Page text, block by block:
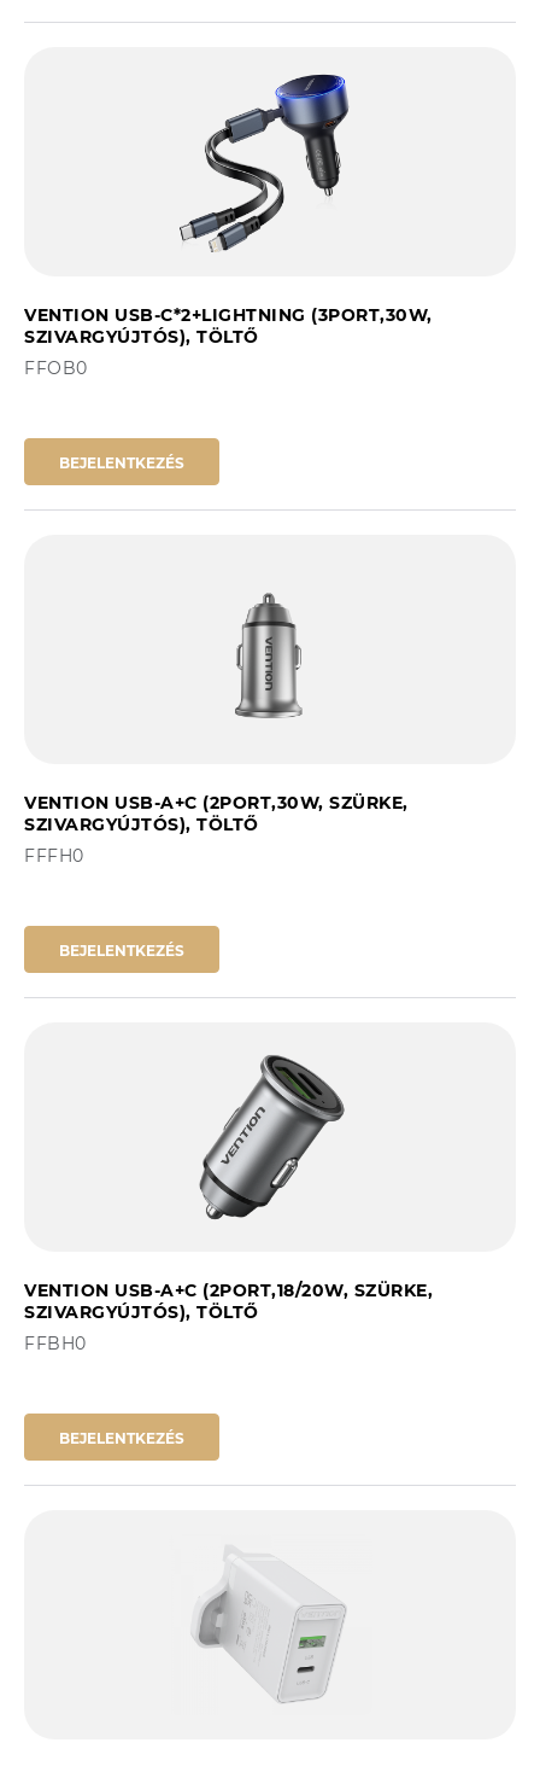
VENTION USB-C*2+LIGHTNING (3PORT,30W,
SZIVARGYÚJTÓS), TÖLTŐ
FFOB0
BEJELENTKEZÉS
VENTION USB-A+C (2PORT,30W, SZÜRKE,
SZIVARGYÚJTÓS), TÖLTŐ
FFFH0
BEJELENTKEZÉS
VENTION USB-A+C (2PORT,18/20W, SZÜRKE,
SZIVARGYÚJTÓS), TÖLTŐ
FFBH0
BEJELENTKEZÉS